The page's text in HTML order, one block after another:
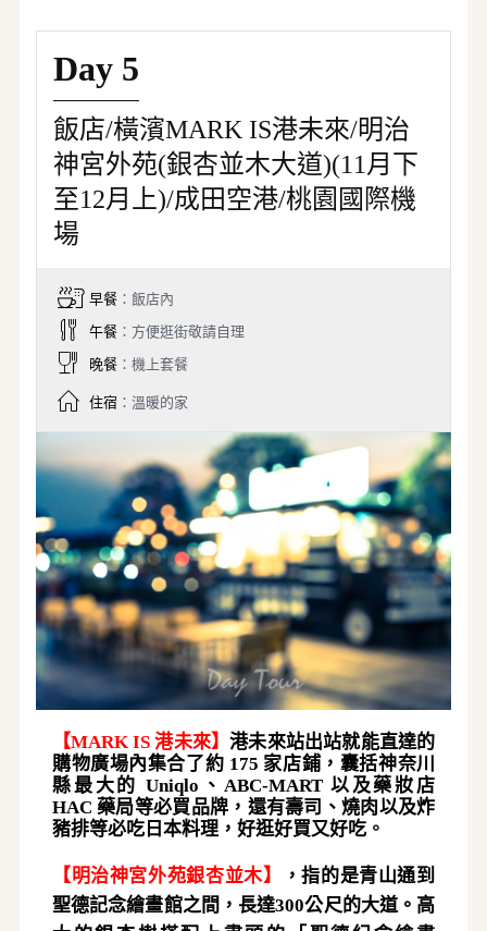
Day 5
飯店/橫濱MARK IS港未來/明治
神宮外苑(銀杏並木大道)(11月下
至12月上)/成田空港/桃園國際機
場
早餐：飯店內
午餐：方便逛街敬請自理
晚餐：機上套餐
住宿：溫暖的家
【MARK IS 港未來】港未來站出站就能直達的
購物廣場內集合了約 175 家店鋪，囊括神奈川
縣最大的 Uniqlo、ABC-MART 以及藥妝店
HAC 藥局等必買品牌，還有壽司、燒肉以及炸
豬排等必吃日本料理，好逛好買又好吃。
【明治神宮外苑銀杏並木】
，指的是青山通到
聖德記念繪畫館之間，長達300公尺的大道。高